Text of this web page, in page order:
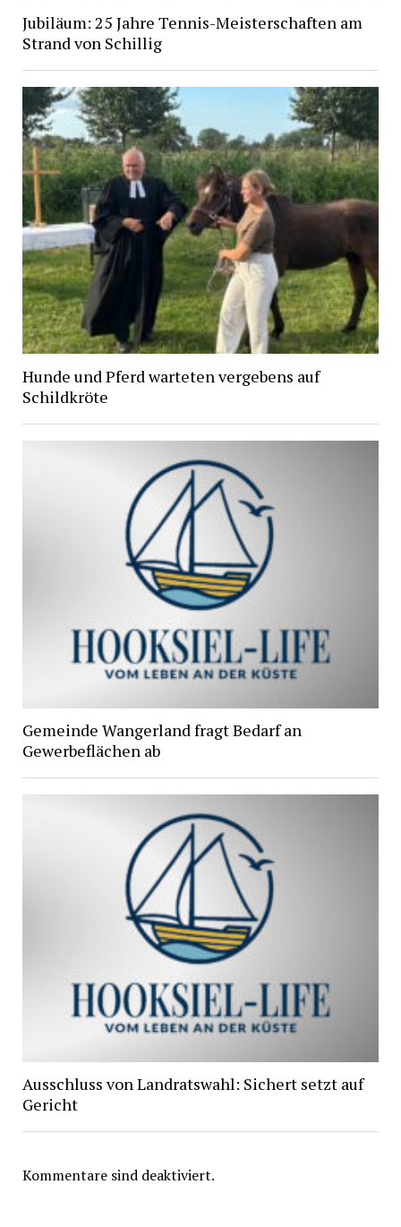
Jubiläum: 25 Jahre Tennis-Meisterschaften am
Strand von Schillig
Hunde und Pferd warteten vergebens auf
Schildkröte
Gemeinde Wangerland fragt Bedarf an
Gewerbeflächen ab
Ausschluss von Landratswahl: Sichert setzt auf
Gericht
Kommentare sind deaktiviert.